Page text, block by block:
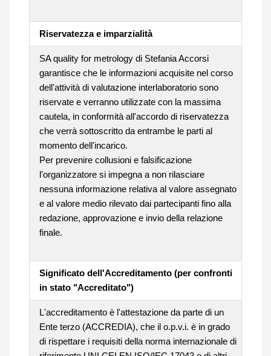
Riservatezza e imparzialità
SA quality for metrology di Stefania Accorsi
garantisce che le informazioni acquisite nel corso
dell'attività di valutazione interlaboratorio sono
riservate e verranno utilizzate con la massima
cautela, in conformità all'accordo di riservatezza
che verrà sottoscritto da entrambe le parti al
momento dell'incarico.
Per prevenire collusioni e falsificazione
l'organizzatore si impegna a non rilasciare
nessuna informazione relativa al valore assegnato
e al valore medio rilevato dai partecipanti fino alla
redazione, approvazione e invio della relazione
finale.
Significato dell'Accreditamento (per confronti
in stato "Accreditato")
L'accreditamento è l'attestazione da parte di un
Ente terzo (ACCREDIA), che il o.p.v.i. è in grado
di rispettare i requisiti della norma internazionale di